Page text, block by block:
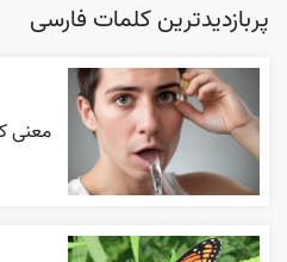
پربازدیدترین کلمات فارسی
معنی